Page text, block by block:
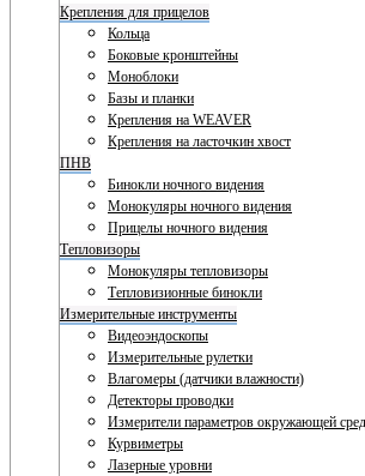
Крепления для прицелов
Кольца
Боковые кронштейны
Моноблоки
Базы и планки
Крепления на WEAVER
Крепления на ласточкин хвост
ПНВ
Бинокли ночного видения
Монокуляры ночного видения
Прицелы ночного видения
Тепловизоры
Монокуляры тепловизоры
Тепловизионные бинокли
Измерительные инструменты
Видеоэндоскопы
Измерительные рулетки
Влагомеры (датчики влажности)
Детекторы проводки
Измерители параметров окружающей
Курвиметры
Лазерные уровни